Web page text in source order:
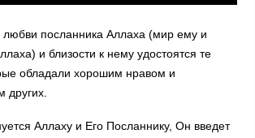
посланника Аллаха (мир ему и
и близости к нему удостоятся те
обладали хорошим нравом и
других.
Аллаху и Его Посланнику, Он введет